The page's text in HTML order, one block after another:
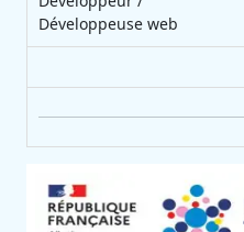
Développeuse web